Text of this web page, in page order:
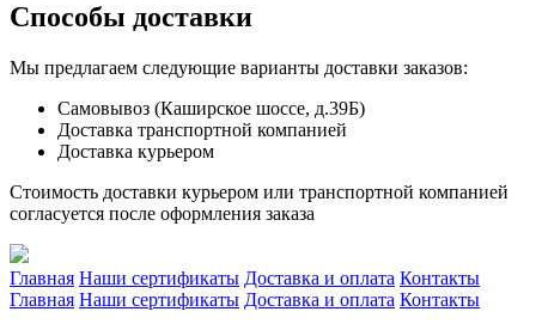
Способы доставки
Мы предлагаем следующие варианты доставки заказов:
Самовывоз (Каширское шоссе, д.39Б)
Доставка транспортной компанией
Доставка курьером
Стоимость доставки курьером или транспортной компанией
согласуется после оформления заказа
Главная Наши сертификаты Доставка и оплата Контакты
Главная Наши сертификаты Доставка и оплата Контакты